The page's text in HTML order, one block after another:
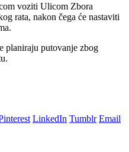
voziti Ulicom Zbora
rata, nakon čega će nastaviti
planiraju putovanje zbog
LinkedIn Tumblr Email